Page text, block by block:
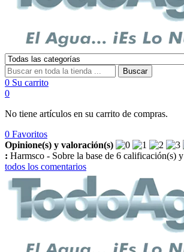
Buscar
0 Su carrito
0
No tiene artículos en su carrito de compras.
0 Favoritos
Opinione(s) y valoración(s)
: Harmsco - Sobre la base de 6 calificación(s) y
todos los comentarios